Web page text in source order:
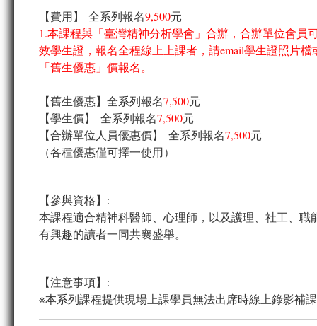
【費用】 全系列報名9,500元
1.本課程與「臺灣精神分析學會」合辦，合辦單位會
效學生證，報名全程線上上課者，請email學生證照片
「舊生優惠」價報名。
【舊生優惠】全系列報名7,500元
【學生價】 全系列報名7,500元
【合辦單位人員優惠價】 全系列報名7,500元
（各種優惠僅可擇一使用）
【參與資格】:
本課程適合精神科醫師、心理師，以及護理、社工、
有興趣的讀者一同共襄盛舉。
【注意事項】:
※本系列課程提供現場上課學員無法出席時線上錄影補